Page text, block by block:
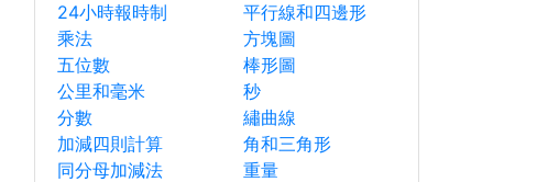
24小時報時制
乘法
五位數
公里和毫米
分數
加減四則計算
同分母加減法
平行線和四邊形
方塊圖
棒形圖
秒
繡曲線
角和三角形
重量